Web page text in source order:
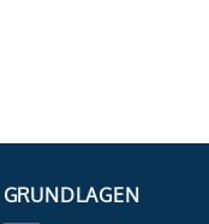
GRUNDLAGEN